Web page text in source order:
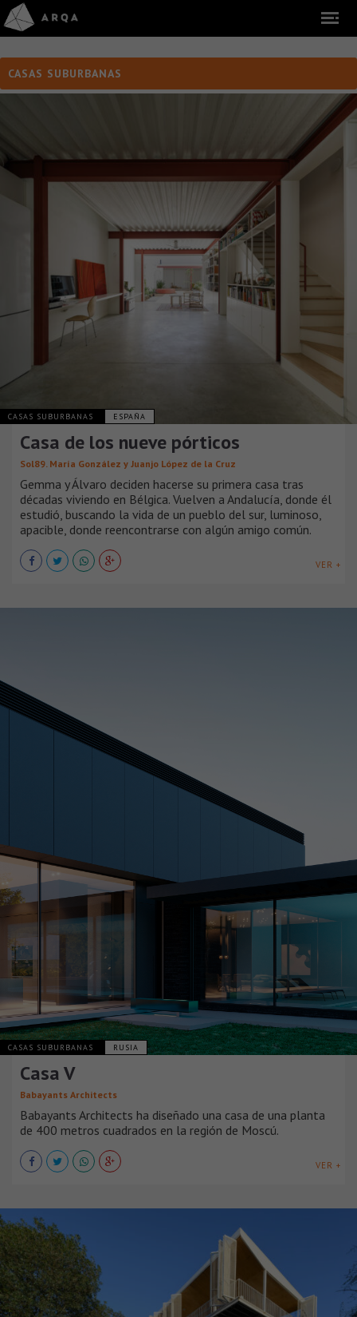
CASAS SUBURBANAS
CASAS SUBURBANAS ESPAÑA
Casa de los nueve pórticos
Sol89. María González y Juanjo López de la Cruz
Gemma y Álvaro deciden hacerse su primera casa tras
décadas viviendo en Bélgica. Vuelven a Andalucía, donde él
estudió, buscando la vida de un pueblo del sur, luminoso,
apacible, donde reencontrarse con algún amigo común.
VER +
CASAS SUBURBANAS RUSIA
Casa V
Babayants Architects
Babayants Architects ha diseñado una casa de una planta
de 400 metros cuadrados en la región de Moscú.
VER +